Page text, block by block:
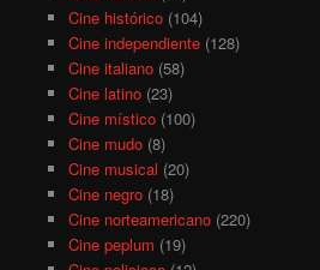
Cine histórico(104)
Cine independiente(128)
Cine italiano(58)
Cine latino(23)
Cine místico(100)
Cine mudo(8)
Cine musical (20)
Cine negro(18)
Cine norteamericano(220)
Cine peplum (19)